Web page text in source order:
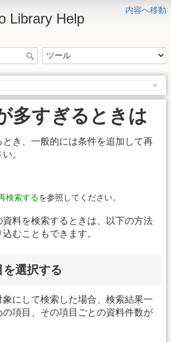
内容へ移動
Library Help
多すぎるときは
き、一般的には条件を追加して再
。
検索するを参照してください。
資料を検索するときは、以下の方法
むこともできます。
選択する
にして検索した場合、検索結果一
項目、その項目ごとの資料件数が